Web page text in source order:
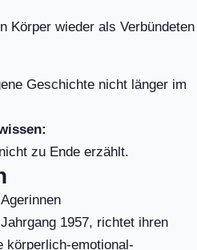
Körper wieder als Verbündeten
Geschichte nicht länger im
zu Ende erzählt.
1957, richtet ihren
körperlich-emotional-